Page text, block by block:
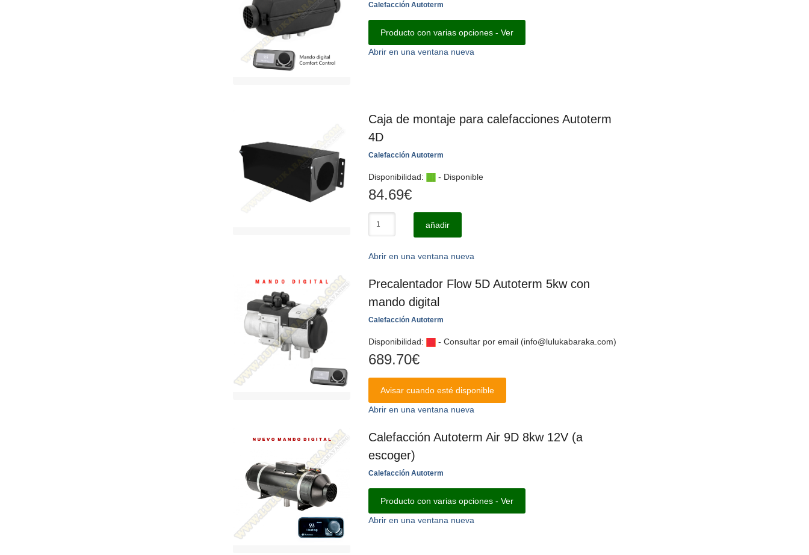
Calefacción Autoterm
Producto con varias opciones - Ver
Abrir en una ventana nueva
Caja de montaje para calefacciones Autoterm
4D
Calefacción Autoterm
Disponibilidad: - Disponible
84.69€
añadir
Abrir en una ventana nueva
Precalentador Flow 5D Autoterm 5kw con
mando digital
Calefacción Autoterm
Disponibilidad: - Consultar por email (info@lulukabaraka.com)
689.70€
Avisar cuando esté disponible
Abrir en una ventana nueva
Calefacción Autoterm Air 9D 8kw 12V (a
escoger)
Calefacción Autoterm
Producto con varias opciones - Ver
Abrir en una ventana nueva